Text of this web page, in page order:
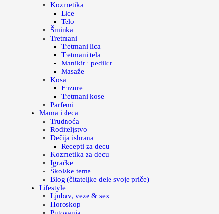
Kozmetika
Lice
Telo
Šminka
Tretmani
Tretmani lica
Tretmani tela
Manikir i pedikir
Masaže
Kosa
Frizure
Tretmani kose
Parfemi
Mama i deca
Trudnoća
Roditeljstvo
Dečija ishrana
Recepti za decu
Kozmetika za decu
Igračke
Školske teme
Blog (čitateljke dele svoje priče)
Lifestyle
Ljubav, veze & sex
Horoskop